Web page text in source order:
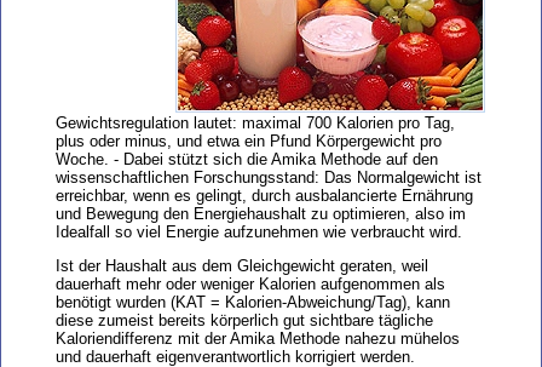
Gewichtsregulation lautet: maximal 700 Kalorien pro Tag,
plus oder minus, und etwa ein Pfund Körpergewicht pro
Woche. - Dabei stützt sich die Amika Methode auf den
wissenschaftlichen Forschungsstand: Das Normalgewicht ist
erreichbar, wenn es gelingt, durch ausbalancierte Ernährung
und Bewegung den Energiehaushalt zu optimieren, also im
Idealfall so viel Energie aufzunehmen wie verbraucht wird.
Ist der Haushalt aus dem Gleichgewicht geraten, weil
dauerhaft mehr oder weniger Kalorien aufgenommen als
benötigt wurden (KAT = Kalorien-Abweichung/Tag), kann
diese zumeist bereits körperlich gut sichtbare tägliche
Kaloriendifferenz mit der Amika Methode nahezu mühelos
und dauerhaft eigenverantwortlich korrigiert werden.